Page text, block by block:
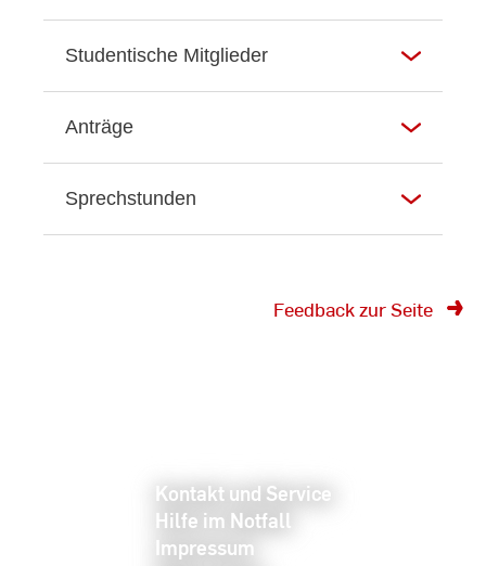
Studentische Mitglieder
Anträge
Sprechstunden
Feedback zur Seite
Kontakt und Service
Hilfe im Notfall
Impressum